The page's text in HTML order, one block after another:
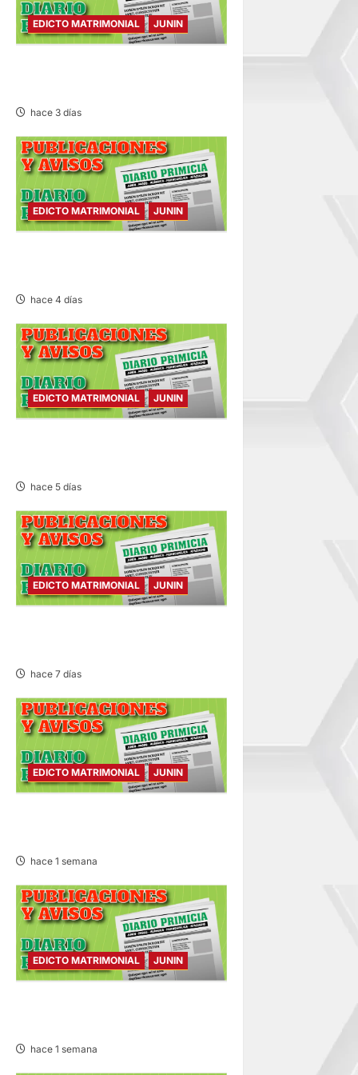
d
s
EDICTO MATRIMONIAL JUNIN
hace 3 días
EDICTO MATRIMONIAL JUNIN
hace 4 días
EDICTO MATRIMONIAL JUNIN
hace 5 días
EDICTO MATRIMONIAL JUNIN
hace 7 días
EDICTO MATRIMONIAL JUNIN
hace 1 semana
EDICTO MATRIMONIAL JUNIN
hace 1 semana